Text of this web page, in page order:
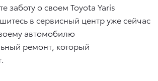
заботу о своем Toyota Yaris
в сервисный центр уже сейчас
автомобилю
ремонт, который